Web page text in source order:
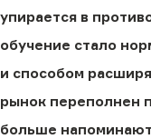
упирается в
обучение стало
и способом
рынок переполнен
больше